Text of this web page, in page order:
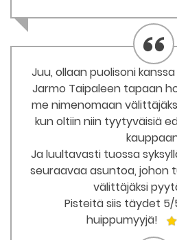
Juu, ollaan puolisoni
Jarmo Taipaleen tapaan
me nimenomaan
kun oltiin niin tyytyväisiä
Ja luultavasti tuossa
seuraavaa asuntoa, johon
välittäjäksi
Pisteitä siis täydet
huippumyyjä!